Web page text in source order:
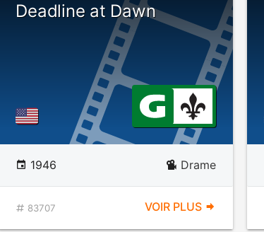
Deadline at Dawn
1946 Drame
83707 VOIR PLUS